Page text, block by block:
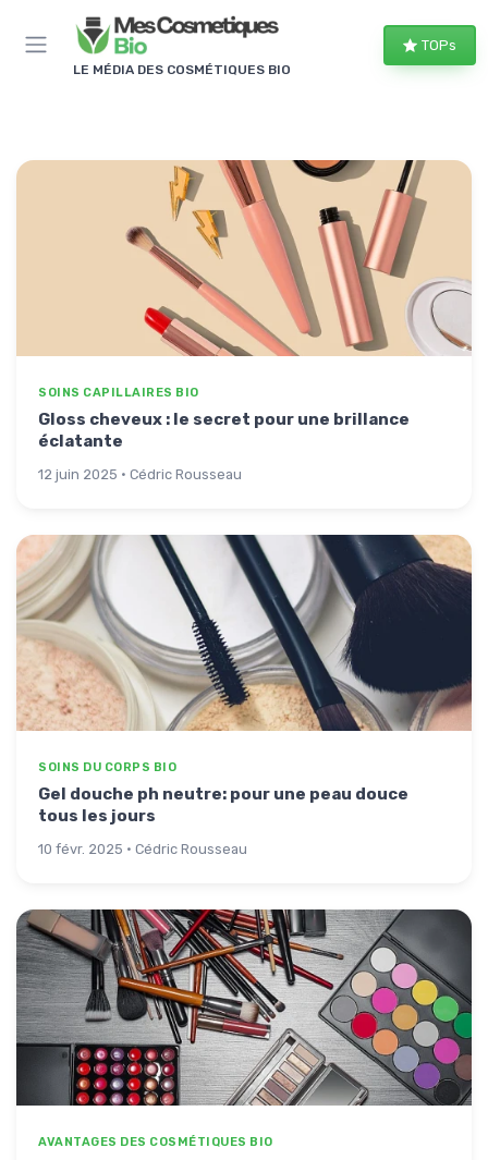
LE MÉDIA DES COSMÉTIQUES BIO
TOPs
SOINS CAPILLAIRES BIO
Gloss cheveux : le secret pour une brillance
éclatante
12 juin 2025 · Cédric Rousseau
SOINS DU CORPS BIO
Gel douche ph neutre: pour une peau douce
tous les jours
10 févr. 2025 · Cédric Rousseau
AVANTAGES DES COSMÉTIQUES BIO
Panneau de gestion des cookies